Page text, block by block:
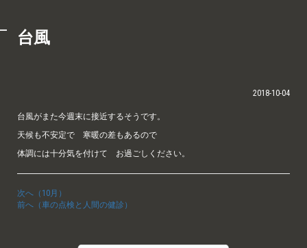
台風
2018-10-04
台風がまた今週末に接近するそうです。
天候も不安定で 寒暖の差もあるので
体調には十分気を付けて お過ごしください。
次へ（10月）
前へ（車の点検と人間の健診）